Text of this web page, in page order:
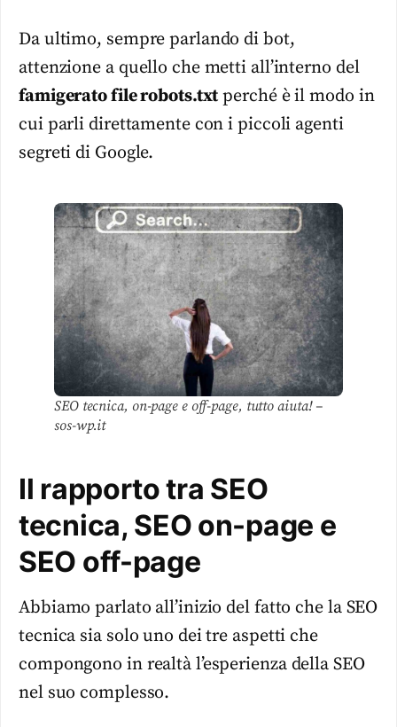
Da ultimo, sempre parlando di bot,
attenzione a quello che metti all’interno del
famigerato file robots.txtperché è il modo in
cui parli direttamente con i piccoli agenti
segreti di Google.
SEO tecnica, on-page e off-page, tutto aiuta! –
sos-wp.it
Il rapporto tra SEO
tecnica, SEO on-page e
SEO off-page
Abbiamo parlato all’inizio del fatto che la SEO
tecnica sia solo uno dei tre aspetti che
compongono in realtà l’esperienza della SEO
nel suo complesso.